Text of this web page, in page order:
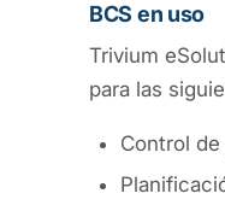
BCS en uso
Trivium
para las
Control